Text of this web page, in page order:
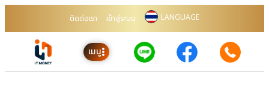
ติดต่อเรา เข้าสู่ระบบ LANGUAGE
เมนู